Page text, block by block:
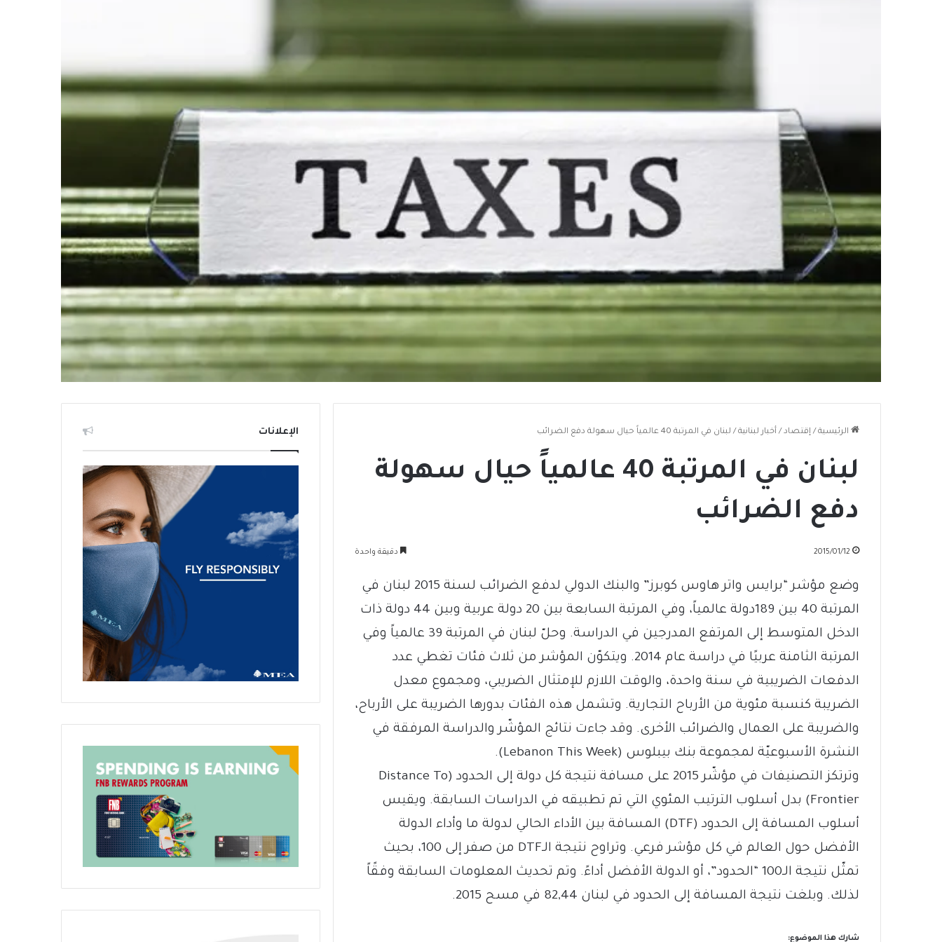
الرئيسية / إقتصاد / أخبار لبنانية / لبنان في المرتبة 40 عالمياً حيال سهولة دفع الضرائب
لبنان في المرتبة 40 عالمياً حيال سهولة
دفع الضرائب
2015/01/12 دقيقة واحدة
وضع مؤشر “برايس واتر هاوس كوبرز” والبنك الدولي لدفع الضرائب لسنة 2015 لبنان في
المرتبة 40 بين 189دولة عالمياً، وفي المرتبة السابعة بين 20 دولة عربية وبين 44 دولة ذات
الدخل المتوسط إلى المرتفع المدرجين في الدراسة. وحلّ لبنان في المرتبة 39 عالمياً وفي
المرتبة الثامنة عربيًا في دراسة عام 2014. ويتكوّن المؤشر من ثلاث فئات تغطي عدد
الدفعات الضريبية في سنة واحدة، والوقت اللازم للإمتثال الضريبي، ومجموع معدل
الضريبة كنسبة مئوية من الأرباح التجارية. وتشمل هذه الفئات بدورها الضريبة على الأرباح،
والضريبة على العمال والضرائب الأخرى. وقد جاءت نتائج المؤشّر والدراسة المرفقة في
النشرة الأسبوعيّة لمجموعة بنك بيبلوس (Lebanon This Week).
وترتكز التصنيفات في مؤشّر 2015 على مسافة نتيجة كل دولة إلى الحدود (Distance To
Frontier) بدل أسلوب الترتيب المئوي التي تم تطبيقه في الدراسات السابقة. ويقيس
أسلوب المسافة إلى الحدود (DTF) المسافة بين الأداء الحالي لدولة ما وأداء الدولة
الأفضل حول العالم في كل مؤشر فرعي. وتراوح نتيجة الـDTF من صفر إلى 100، بحيث
تمثّل نتيجة الـ100 “الحدود”، أو الدولة الأفضل أداءً. وتم تحديث المعلومات السابقة وفقًاً
لذلك. وبلغت نتيجة المسافة إلى الحدود في لبنان 82,44 في مسح 2015.
شارك هذا الموضوع:
الإعلانات